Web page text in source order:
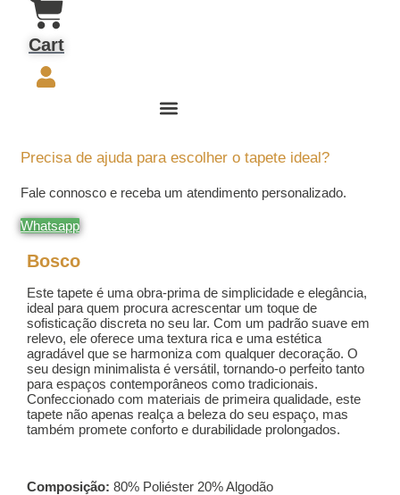
Cart
Precisa de ajuda para escolher o tapete ideal?
Fale connosco e receba um atendimento personalizado.
Whatsapp
Bosco
Este tapete é uma obra-prima de simplicidade e elegância,
ideal para quem procura acrescentar um toque de
sofisticação discreta no seu lar. Com um padrão suave em
relevo, ele oferece uma textura rica e uma estética
agradável que se harmoniza com qualquer decoração. O
seu design minimalista é versátil, tornando-o perfeito tanto
para espaços contemporâneos como tradicionais.
Confeccionado com materiais de primeira qualidade, este
tapete não apenas realça a beleza do seu espaço, mas
também promete conforto e durabilidade prolongados.
Composição: 80% Poliéster 20% Algodão